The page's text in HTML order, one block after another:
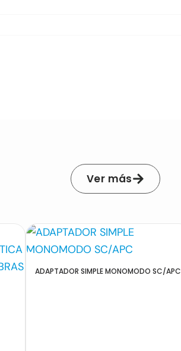
Ver más
ADAPTADOR SIMPLE MONOMODO SC/APC